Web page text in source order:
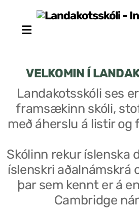
VELKOMIN Í
Landakotsskóli ses
framsækinn skóli,
með áherslu á listir
Skólinn rekur íslenska
íslenskri aðalnámskrá
þar sem kennt er á
Cambridge
Stjórn sjálfseignarstofnunar
Skólaráð
Fundargerðir skólaráðs